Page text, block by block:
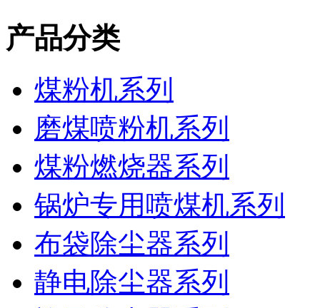
产品分类
煤粉机系列
磨煤喷粉机系列
煤粉燃烧器系列
锅炉专用喷煤机系列
布袋除尘器系列
静电除尘器系列